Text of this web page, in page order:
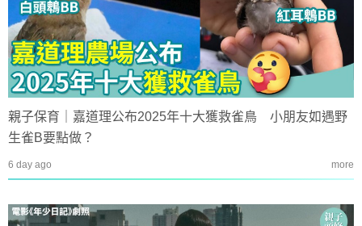
親子保育｜嘉道理公布2025年十大獲救雀鳥 小朋友如遇野
生雀B要點做？
6 day ago more